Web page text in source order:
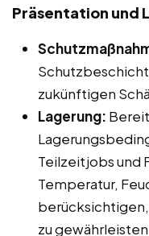
Präsentation und
zukünftigen
Lagerung:
Teilzeitjobs und
Temperatur,
zu